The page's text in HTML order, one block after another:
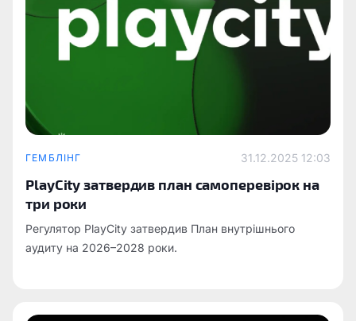
ГЕМБЛІНГ 31.12.2025 12:03
PlayCity затвердив план самоперевірок на
три роки
Регулятор PlayCity затвердив План внутрішнього
аудиту на 2026–2028 роки.